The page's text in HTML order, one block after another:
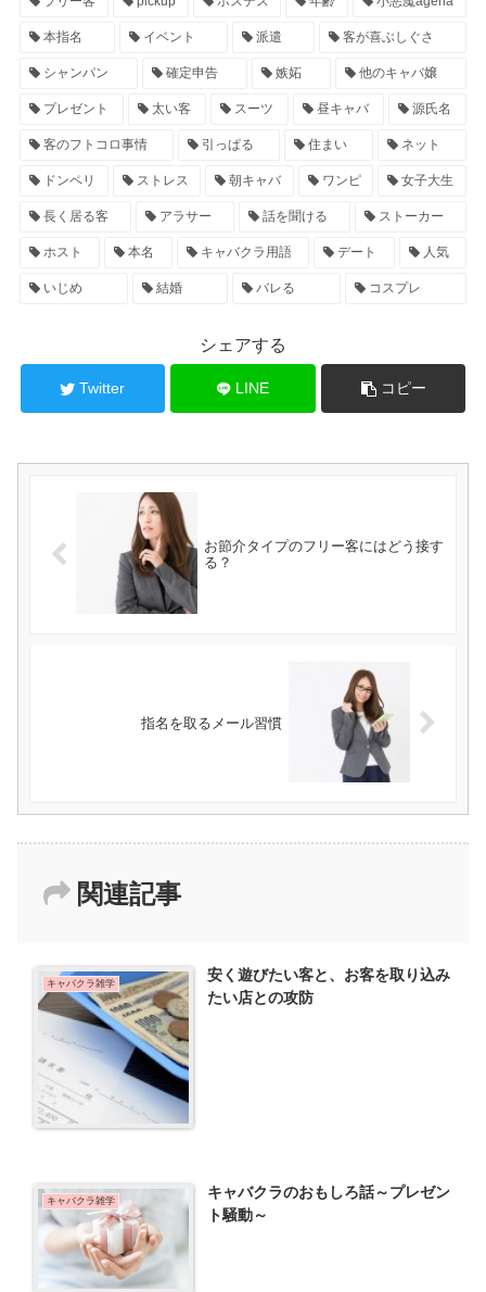
本指名 イベント 派遣 客が喜ぶしぐさ
シャンパン 確定申告 嫉妬 他のキャバ嬢
プレゼント 太い客 スーツ 昼キャバ 源氏名
客のフトコロ事情 引っぱる 住まい ネット
ドンペリ ストレス 朝キャバ ワンピ 女子大生
長く居る客 アラサー 話を聞ける ストーカー
ホスト 本名 キャバクラ用語 デート 人気
いじめ 結婚 バレる コスプレ
シェアする
Twitter LINE コピー
お節介タイプのフリー客にはどう接す
る？
指名を取るメール習慣
関連記事
キャバクラ雑学
安く遊びたい客と、お客を取り込み
たい店との攻防
キャバクラ雑学
キャバクラのおもしろ話～プレゼン
ト騒動～